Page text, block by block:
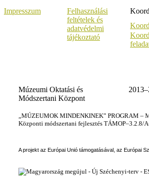
Impresszum
Felhasználási
feltételek és
adatvédelmi
tájékoztató
Múzeumi Oktatási és
Módszertani Központ
„MÚZEUMOK MINDENKINEK” PROGRAM –
Központi módszertani fejlesztés TÁMOP–3.2.8/
A projekt az Európai Unió támogatásával, az Európai